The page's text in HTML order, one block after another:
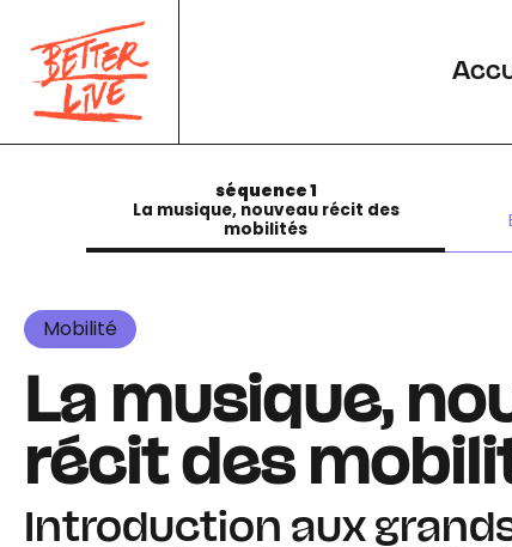
séquence 1
La musique, nouveau récit des
mobilités
Mobilité
La musique,
récit des
Introduction aux
Panneau de gestion des cookies